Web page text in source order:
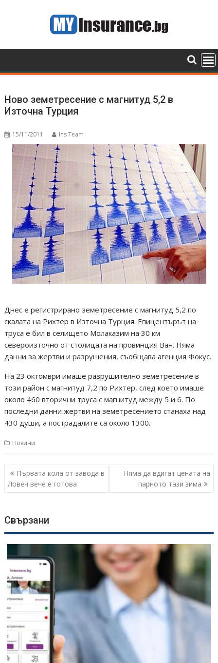
Ново земетресение с магнитуд 5,2 в
Източна Турция
15/11/2011 Ins Team
Днес е регистрирано земетресение с магнитуд 5,2 по
скалата на Рихтер в Източна Турция. Епицентърът на
труса е бил в селището Молаказим на 30 км
североизточно от столицата на провинция Ван. Няма
данни за жертви и разрушения, съобщава агенция Фокус.
На 23 октомври имаше разрушително земетресение в
този район с магнитуд 7,2 по Рихтер, след което имаше
около 460 вторични труса с магнитуд между 5 и 6. По
последни данни жертви на земетресението станаха над
430 души, а пострадалите са около 1300.
Новини
Навигация
Първата кола от завода в
Ловеч вече е готова
Няма да вдигат цената на
парното тази зима
Свързани